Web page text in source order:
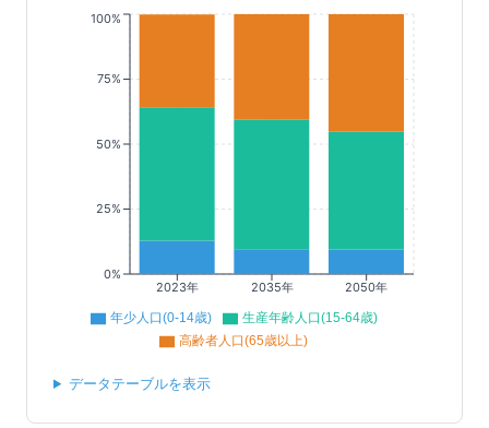
2023年 2035年 2050年
0%
25%
50%
75%
100%
年少人口(0-14歳)
生産年齢人口(15-64歳)
高齢者人口(65歳以上)
データテーブルを表示